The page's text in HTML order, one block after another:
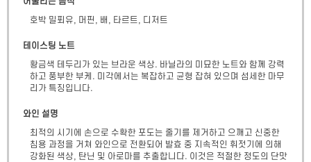
호박 밀푀유, 머핀, 배, 타르트, 디저트
테이스팅 노트
황금색 테두리가 있는 브라운 색상. 바닐라의 미묘한 노트와 함께 강력
하고 풍부한 부케. 미각에서는 복잡하고 균형 잡혀 있으며 섬세한 마무
리가 특징입니다.
와인 설명
최적의 시기에 손으로 수확한 포도는 줄기를 제거하고 으깨고 신중한
침용 과정을 거쳐 와인으로 전환되어 발효 중 지속적인 휘젓기에 의해
강화된 색상, 탄닌 및 아로마를 추출합니다. 이것은 적절한 정도의 단맛